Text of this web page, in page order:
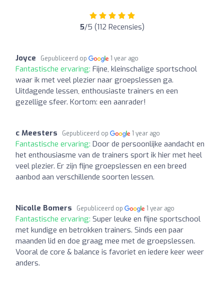
5/5 (112 Recensies)
Joyce Gepubliceerd op 1 year ago
Fantastische ervaring: Fijne, kleinschalige sportschool
waar ik met veel plezier naar groepslessen ga.
Uitdagende lessen, enthousiaste trainers en een
gezellige sfeer. Kortom: een aanrader!
c Meesters Gepubliceerd op 1 year ago
Fantastische ervaring: Door de persoonlijke aandacht en
het enthousiasme van de trainers sport ik hier met heel
veel plezier. Er zijn fijne groepslessen en een breed
aanbod aan verschillende soorten lessen.
Nicolle Bomers Gepubliceerd op 1 year ago
Fantastische ervaring: Super leuke en fijne sportschool
met kundige en betrokken trainers. Sinds een paar
maanden lid en doe graag mee met de groepslessen.
Vooral de core & balance is favoriet en iedere keer weer
anders.